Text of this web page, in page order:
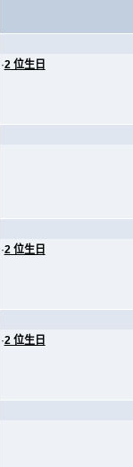
·2 位生日
·2 位生日
·2 位生日